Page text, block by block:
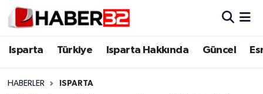
Isparta Türkiye Isparta Hakkında Güncel
HABERLER ISPARTA
Isparta
Isparta Nöbetçi Eczaneler